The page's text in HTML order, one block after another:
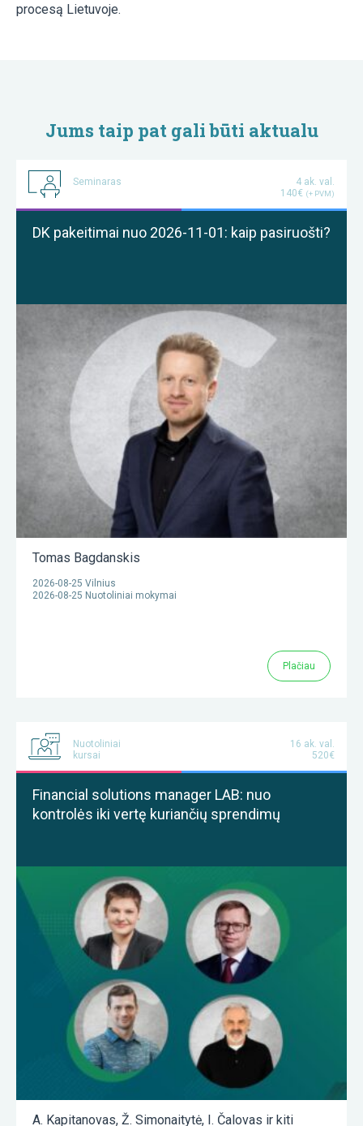
procesą Lietuvoje.
Jums taip pat gali būti aktualu
Seminaras
4 ak. val.
140€ (+ PVM)
DK pakeitimai nuo 2026-11-01: kaip pasiruošti?
Tomas Bagdanskis
2026-08-25 Vilnius
2026-08-25 Nuotoliniai mokymai
Plačiau
Nuotoliniai
kursai
16 ak. val.
520€
Financial solutions manager LAB: nuo
kontrolės iki vertę kuriančių sprendimų
A. Kapitanovas, Ž. Simonaitytė, I. Čalovas ir kiti